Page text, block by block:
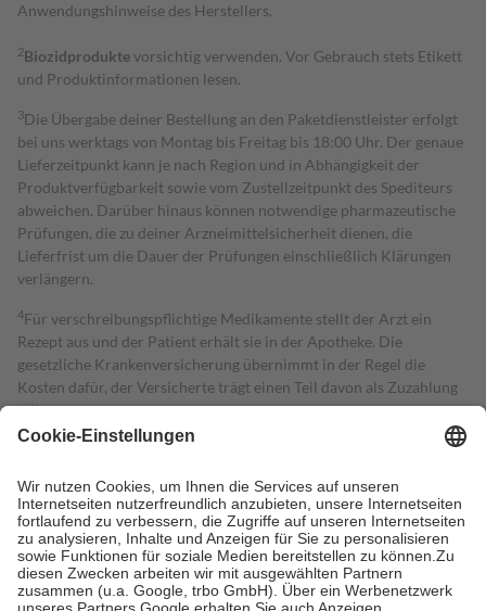
Anwendungshinweise des Herstellers.
2Biozidproduktevorsichtig verwenden. Vor Gebrauch stets Etikett
und Produktinformationen lesen.
3Die Übergabe deiner Bestellung an den Paketdienstleister erfolgt
bei uns werktags von Montag bis Freitag bis 18:00 Uhr. Der genaue
Lieferzeitpunkt kann je nach Region und in Abhängigkeit der
Produktverfügbarkeit sowie vom Zustellzeitpunkt des Spediteurs
abweichen. Darüber hinaus können notwendige pharmazeutische
Prüfungen, die zu deiner Arzneimittelsicherheit dienen, die
Lieferfrist um die Dauer der Prüfungen einschließlich Klärungen
verlängern.
4Für verschreibungspflichtige Medikamente stellt der Arzt ein
Rezept aus und der Patient erhält sie in der Apotheke. Die
gesetzliche Krankenversicherung übernimmt in der Regel die
Kosten dafür, der Versicherte trägt einen Teil davon als Zuzahlung
mit.
Grundsätzlich leisten Mitglieder Zuzahlungen in Höhe von zehn
höchstens zehn Euro.
Es sind jedoch nie mehr als die tatsächlichen
Kosten der Leistung zu entrichten.
Diese Regeln gelten grundsätzlich auch für Online-Apotheken.
Bei Heilmitteln und häuslicher Krankenpflege beträgt die
Zuzahlung zehn Prozent der Kosten sowie zehn Euro je
Verordnung.